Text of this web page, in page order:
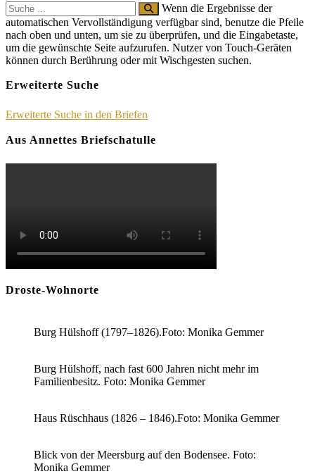
Search
for:
Wenn die Ergebnisse der
automatischen Vervollständigung verfügbar sind, benutze die Pfeile
nach oben und unten, um sie zu überprüfen, und die Eingabetaste,
um die gewünschte Seite aufzurufen. Nutzer von Touch-Geräten
können durch Berührung oder mit Wischgesten suchen.
Erweiterte Suche
Erweiterte Suche in den Briefen
Aus Annettes Briefschatulle
Droste-Wohnorte
Burg Hülshoff (1797–1826).Foto: Monika Gemmer
Burg Hülshoff, nach fast 600 Jahren nicht mehr im
Familienbesitz. Foto: Monika Gemmer
Haus Rüschhaus (1826 – 1846).Foto: Monika Gemmer
Blick von der Meersburg auf den Bodensee. Foto:
Monika Gemmer